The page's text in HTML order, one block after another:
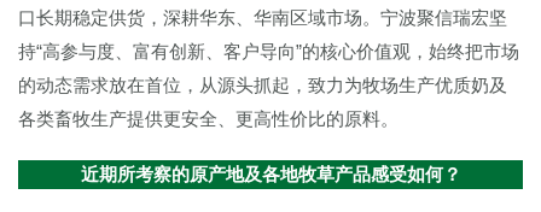
口长期稳定供货，深耕华东、华南区域市场。宁波聚信瑞宏坚
持“高参与度、富有创新、客户导向”的核心价值观，始终把市场
的动态需求放在首位，从源头抓起，致力为牧场生产优质奶及
各类畜牧生产提供更安全、更高性价比的原料。
近期所考察的原产地及各地牧草产品感受如何？